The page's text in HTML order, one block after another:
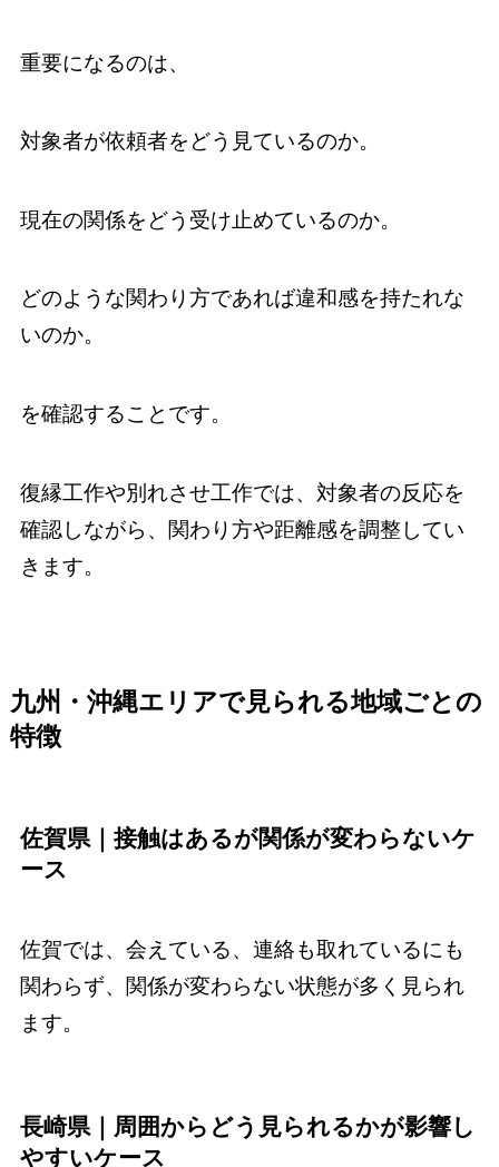
重要になるのは、
対象者が依頼者をどう見ているのか。
現在の関係をどう受け止めているのか。
どのような関わり方であれば違和感を持たれな
いのか。
を確認することです。
復縁工作や別れさせ工作では、対象者の反応を
確認しながら、関わり方や距離感を調整してい
きます。
九州・沖縄エリアで見られる地域ごとの
特徴
佐賀県｜接触はあるが関係が変わらないケ
ース
佐賀では、会えている、連絡も取れているにも
関わらず、関係が変わらない状態が多く見られ
ます。
長崎県｜周囲からどう見られるかが影響し
やすいケース